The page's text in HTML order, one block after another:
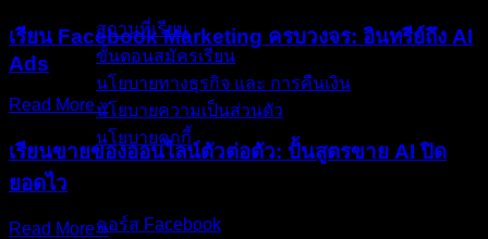
สถานที่เรียน
ขั้นตอนสมัครเรียน
นโยบายทางธุรกิจ และ การคืนเงิน
นโยบายความเป็นส่วนตัว
นโยบายคุกกี้
คอร์ส Facebook
เรียน Facebook Marketing ครบวงจร: อินทรีย์ถึง AI
Ads
Read More »
เรียนขายของออนไลน์ตัวต่อตัว: ปั้นสูตรขาย AI ปิด
ยอดไว
Read More »